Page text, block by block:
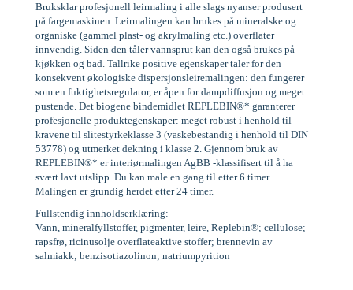
Bruksklar profesjonell leirmaling i alle slags nyanser produsert
på fargemaskinen. Leirmalingen kan brukes på mineralske og
organiske (gammel plast- og akrylmaling etc.) overflater
innvendig. Siden den tåler vannsprut kan den også brukes på
kjøkken og bad. Tallrike positive egenskaper taler for den
konsekvent økologiske dispersjonsleiremalingen: den fungerer
som en fuktighetsregulator, er åpen for dampdiffusjon og meget
pustende. Det biogene bindemidlet REPLEBIN®* garanterer
profesjonelle produktegenskaper: meget robust i henhold til
kravene til slitestyrkeklasse 3 (vaskebestandig i henhold til DIN
53778) og utmerket dekning i klasse 2. Gjennom bruk av
REPLEBIN®* er interiørmalingen AgBB -klassifisert til å ha
svært lavt utslipp. Du kan male en gang til etter 6 timer.
Malingen er grundig herdet etter 24 timer.
Fullstendig innholdserklæring:
Vann, mineralfyllstoffer, pigmenter, leire, Replebin®; cellulose;
rapsfrø, ricinusolje overflateaktive stoffer; brennevin av
salmiakk; benzisotiazolinon; natriumpyrition